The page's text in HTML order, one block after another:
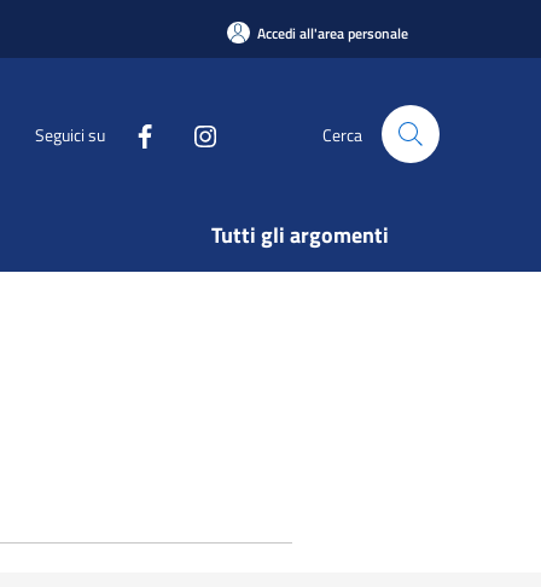
Accedi all'area personale
Seguici su Cerca
Tutti gli argomenti